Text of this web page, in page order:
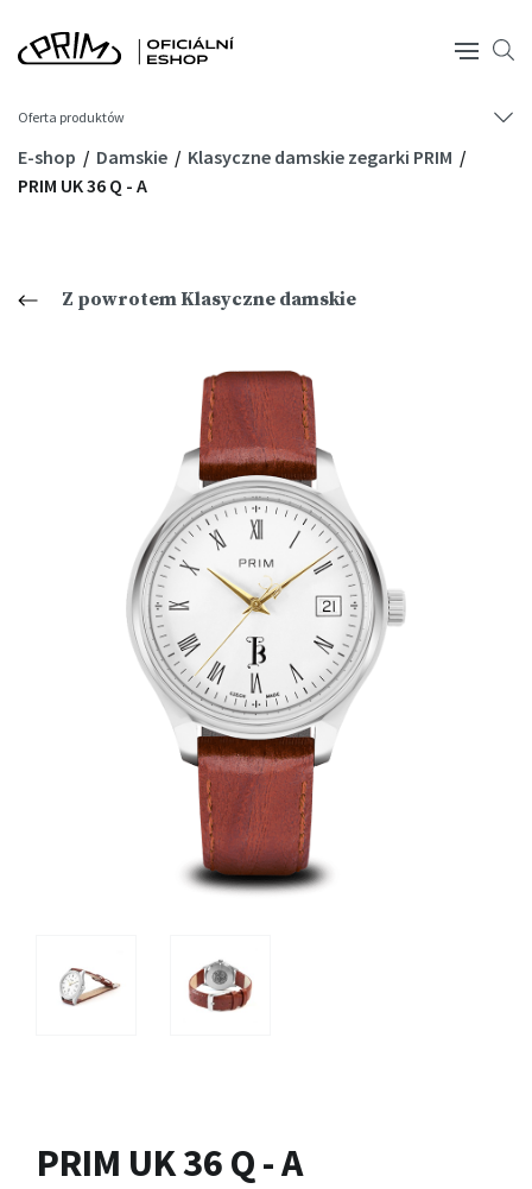
Oferta produktów
E-shop Damskie
Klasyczne damskie zegarki PRIM
PRIM UK 36 Q - A
Z powrotem Klasyczne damskie
PRIM UK 36 Q - A